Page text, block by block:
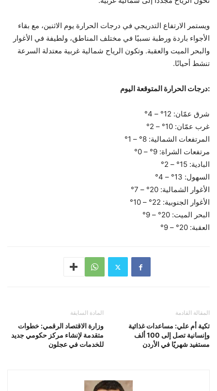
ويستمر الارتفاع التدريجي في درجات الحرارة يوم الاثنين، مع بقاء
الأجواء باردة ورطبة نسبيًا في مختلف المناطق، ولطيفة في الأغوار
والبحر الميت والعقبة. وتكون الرياح شمالية غربية معتدلة السرعة
تنشط أحيانًا.
:درجات الحرارة المتوقعة اليوم
شرق عمّان: 12° – 4°
غرب عمّان: 10° – 2°
المرتفعات الشمالية: 8° – 1°
مرتفعات الشراة: 9° – 0°
البادية: 15° – 2°
السهول: 13° – 4°
الأغوار الشمالية: 20° – 7°
الأغوار الجنوبية: 22° – 10°
البحر الميت: 20° – 9°
العقبة: 20° – 9°
المادة السابقة
وزارة الاقتصاد الرقمي: خطوات
متقدمة لإنشاء مركز حكومي جديد
للخدمات في عجلون
المقالة القادمة
تكية أم علي: مساعدات غذائية
وإنسانية تصل إلى 100 ألف
مستفيد شهريًا في الأردن